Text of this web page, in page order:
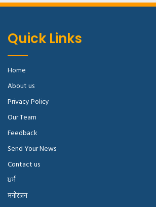
Quick Links
Home
About us
Privacy Policy
Our Team
Feedback
Send Your News
Contact us
धर्म
मनोरंजन